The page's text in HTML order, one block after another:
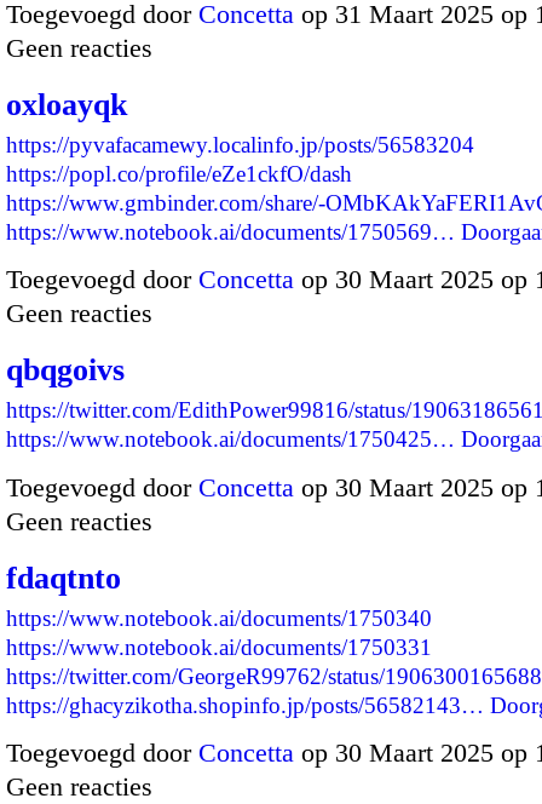
Toegevoegd door Concetta op 31 Maart 2025
Geen reacties
oxloayqk
https://pyvafacamewy.localinfo.jp/posts/56583204
https://popl.co/profile/eZe1ckfO/dash
https://www.gmbinder.com/share/-
https://www.notebook.ai/documents/1750569…
Toegevoegd door Concetta op 30 Maart 2025
Geen reacties
qbqgoivs
https://twitter.com/EdithPower99816/status/
https://www.notebook.ai/documents/1750425…
Toegevoegd door Concetta op 30 Maart 2025
Geen reacties
fdaqtnto
https://www.notebook.ai/documents/1750340
https://www.notebook.ai/documents/1750331
https://twitter.com/GeorgeR99762/status/
https://ghacyzikotha.shopinfo.jp/posts/56582143…
Toegevoegd door Concetta op 30 Maart 2025
Geen reacties